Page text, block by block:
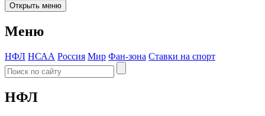
Открыть меню
Меню
НФЛ НСАА Россия Мир Фан-зона Ставки на спорт
НФЛ